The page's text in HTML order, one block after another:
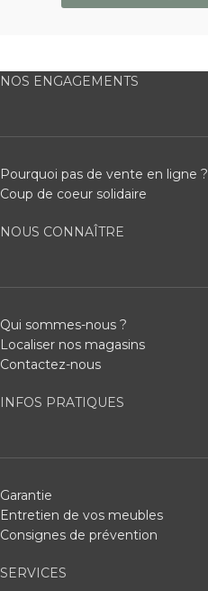
NOS ENGAGEMENTS
Pourquoi pas de vente en ligne ?
Coup de coeur solidaire
NOUS CONNAÎTRE
Qui sommes-nous ?
Localiser nos magasins
Contactez-nous
INFOS PRATIQUES
Garantie
Entretien de vos meubles
Consignes de prévention
SERVICES